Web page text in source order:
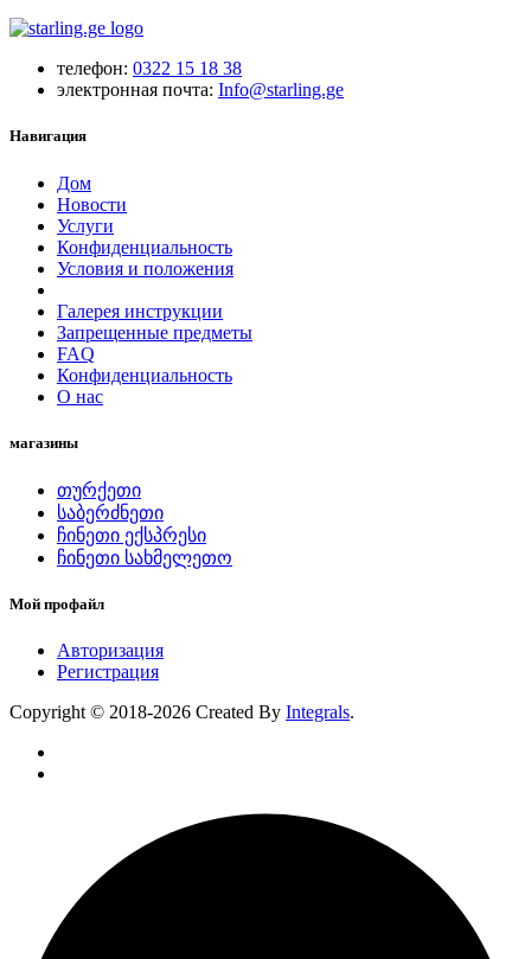
телефон: 0322 15 18 38
электронная почта: Info@starling.ge
Навигация
Дом
Новости
Услуги
Конфиденциальность
Условия и положения
Галерея инструкции
Запрещенные предметы
FAQ
Конфиденциальность
O нас
магазины
თურქეთი
საბერძნეთი
ჩინეთი ექსპრესი
ჩინეთი სახმელეთო
Мой профайл
Авторизация
Регистрация
Copyright © 2018-2026 Created By Integrals.